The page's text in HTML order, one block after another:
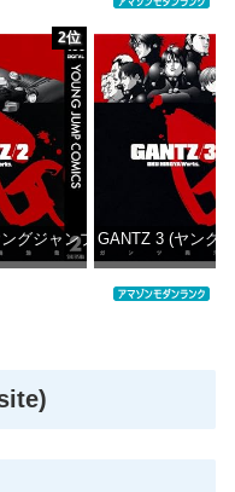
2位
グジャンプコミックス
GANTZ 3 (ヤング